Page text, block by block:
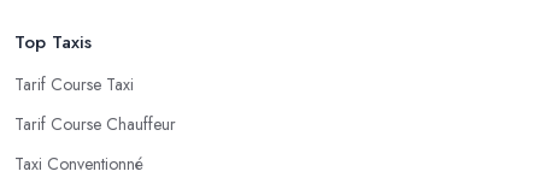
Top Taxis
Tarif Course Taxi
Tarif Course Chauffeur
Taxi Conventionné